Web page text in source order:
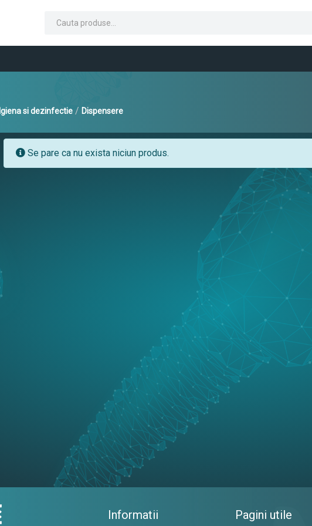
Igiena si dezinfectie / Dispensere
Se pare ca nu exista niciun produs.
Informatii Pagini utile